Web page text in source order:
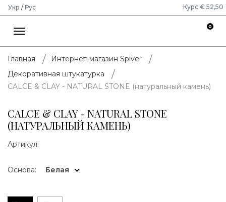
Укр / Рус Курс € 52,50
0
Главная
Интернет-магазин Spiver
Декоративная штукатурка
CALCE & CLAY - NATURAL STONE (натуральный камень)
CALCE & CLAY - NATURAL STONE
(НАТУРАЛЬНЫЙ КАМЕНЬ)
Артикул:
Основа: Белая